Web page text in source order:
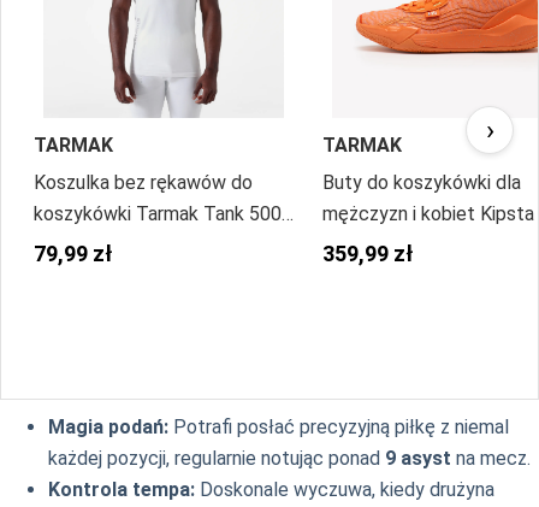
TARMAK
Koszulka bez rękawów do
koszykówki Tarmak Tank 500
NBA
79,99 zł
TARMAK
Buty do koszykówki dla
mężczyzn i kobiet Kipsta
New York Knicks Fast
359,99 zł
›
Magia podań: Potrafi posłać precyzyjną piłkę z niemal
każdej pozycji, regularnie notując ponad 9 asyst na mecz.
Kontrola tempa: Doskonale wyczuwa, kiedy drużyna